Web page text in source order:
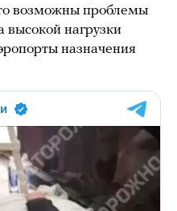
возможны проблемы
высокой нагрузки
назначения